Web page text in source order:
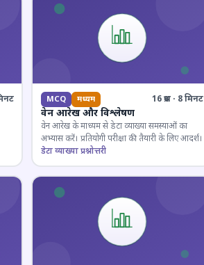
MCQ मध्यम 16 प्रश्न · 8 मिनट
वेन आरेख और विश्लेषण
वेन आरेख के माध्यम से डेटा व्याख्या समस्याओं का
अभ्यास करें। प्रतियोगी परीक्षा की तैयारी के लिए आदर्श।
डेटा व्याख्या प्रश्नोत्तरी